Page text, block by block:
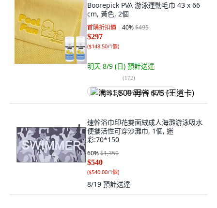
Boorepick PVA 游泳運動毛巾 43 x 66
cm, 黃色, 2個
首購折扣價 40%$495
$297
($148.50/1個)
明天 8/9 (日) 預計送達
(172)
满 $1,500 再省 $75 (王道卡)
速幹浴巾印花雙面絨成人海灘游泳吸水
便攜活性可穿沙灘巾, 1個, 迷
彩:70*150
60%$1,350
$540
($540.00/1個)
8/19 預計送達